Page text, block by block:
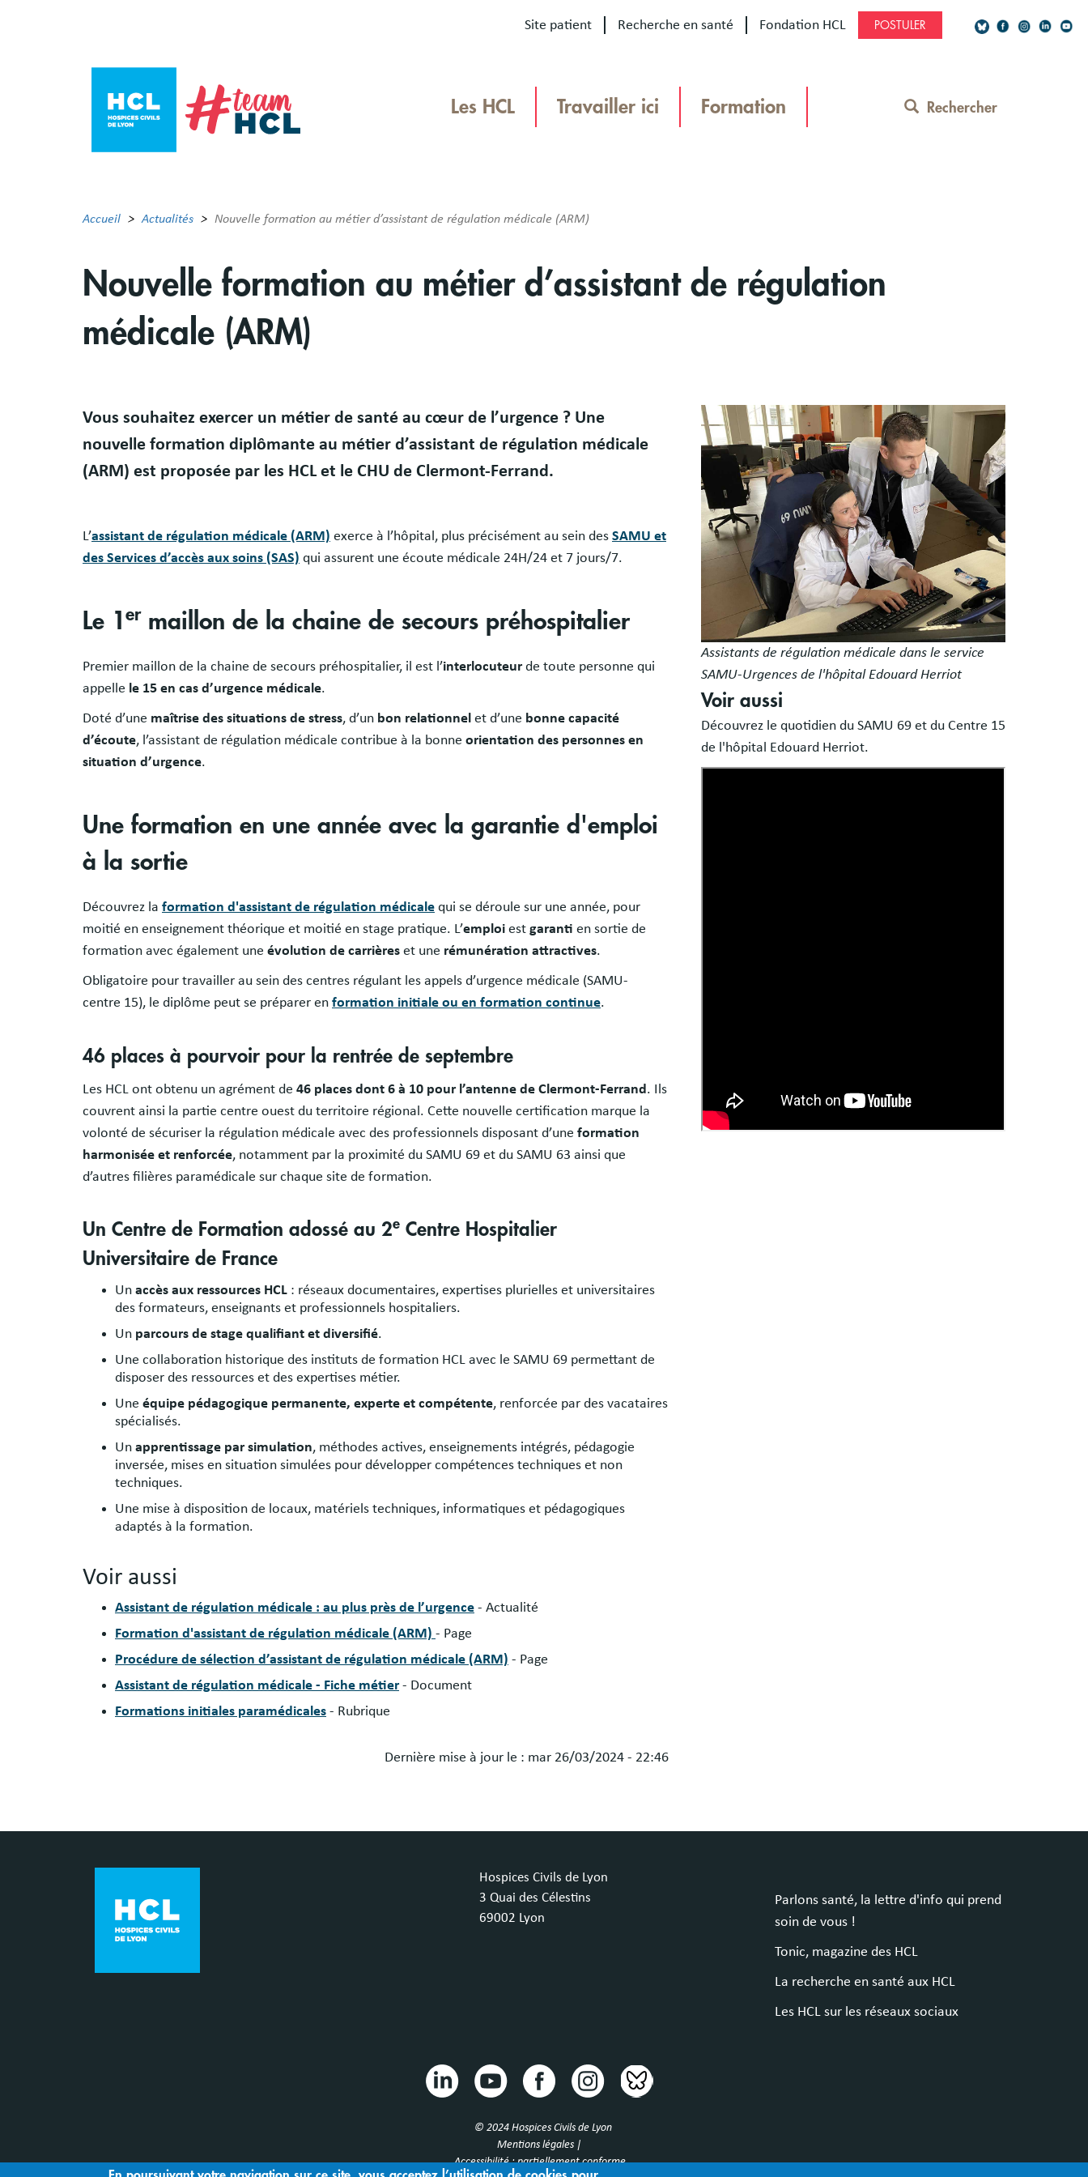
Site patient Recherche en santé Fondation HCL POSTULER
Network
Les HCL Travailler ici Formation Rechercher
Accueil Actualités Nouvelle formation au métier d’assistant de régulation médicale (ARM)
Nouvelle formation au métier d’assistant de régulation
médicale (ARM)
Vous souhaitez exercer un métier de santé au cœur de l’urgence ? Une
nouvelle formation diplômante au métier d’assistant de régulation médicale
(ARM) est proposée par les HCL et le CHU de Clermont-Ferrand.
L’assistant de régulation médicale (ARM) exerce à l’hôpital, plus précisément au sein des SAMU et
des Services d’accès aux soins (SAS) qui assurent une écoute médicale 24H/24 et 7 jours/7.
Le 1 ermaillon de la chaine de secours préhospitalier
Premier maillon de la chaine de secours préhospitalier, il est l’interlocuteurde toute personne qui
appelle le 15 en cas d’urgence médicale.
Doté d’une maîtrise des situations de stress, d’un bon relationnel et d’une bonne capacité
d’écoute, l’assistant de régulation médicale contribue à la bonne orientation des personnes en
situation d’urgence.
Une formation en une année avec la garantie d'emploi
à la sortie
Découvrez la formation d'assistant de régulation médicale qui se déroule sur une année, pour
moitié en enseignement théorique et moitié en stage pratique. L’emploi est garanti en sortie de
formation avec également une évolution de carrières et une rémunération attractives.
Obligatoire pour travailler au sein des centres régulant les appels d’urgence médicale (SAMU-
centre 15), le diplôme peut se préparer en formation initiale ou en formation continue.
46 places à pourvoir pour la rentrée de septembre
Les HCL ont obtenu un agrément de 46 places dont 6 à 10 pour l’antenne de Clermont-Ferrand . Ils
couvrent ainsi la partie centre ouest du territoire régional. Cette nouvelle certification marque la
volonté de sécuriser la régulation médicale avec des professionnels disposant d’une formation
harmonisée et renforcée, notamment par la proximité du SAMU 69 et du SAMU 63 ainsi que
d’autres filières paramédicale sur chaque site de formation.
Un Centre de Formation adossé au 2e Centre Hospitalier
Universitaire de France
Un accès aux ressources HCL : réseaux documentaires, expertises plurielles et universitaires
des formateurs, enseignants et professionnels hospitaliers.
Un parcours de stage qualifiant et diversifié.
Une collaboration historique des instituts de formation HCL avec le SAMU 69 permettant de
disposer des ressources et des expertises métier.
Une équipe pédagogique permanente, experte et compétente, renforcée par des vacataires
spécialisés.
Un apprentissage par simulation, méthodes actives, enseignements intégrés, pédagogie
inversée, mises en situation simulées pour développer compétences techniques et non
techniques.
Une mise à disposition de locaux, matériels techniques, informatiques et pédagogiques
adaptés à la formation.
Voir aussi
Assistant de régulation médicale : au plus près de l’urgence - Actualité
Formation d'assistant de régulation médicale (ARM) - Page
Procédure de sélection d’assistant de régulation médicale (ARM) - Page
Assistant de régulation médicale - Fiche métier - Document
Formations initiales paramédicales - Rubrique
Dernière mise à jour le : mar 26/03/2024 - 22:46
Blocs
libres
Image
Assistants de régulation médicale dans le service
SAMU-Urgences de l'hôpital Edouard Herriot
Voir aussi
Découvrez le quotidien du SAMU 69 et du Centre 15
de l'hôpital Edouard Herriot.
Hospices Civils de Lyon
3 Quai des Célestins
69002 Lyon
Parlons santé, la lettre d'info qui prend
soin de vous !
Tonic, magazine des HCL
La recherche en santé aux HCL
Les HCL sur les réseaux sociaux
© 2024 Hospices Civils de Lyon
Mentions légales |
Accessibilité : partiellement conforme